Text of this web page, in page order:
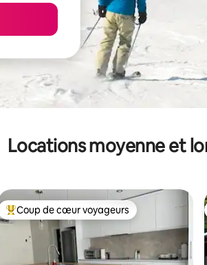
Locations moyenne et
Coups de cœur voyageurs les plus appréciés
Coup de cœur voyageurs